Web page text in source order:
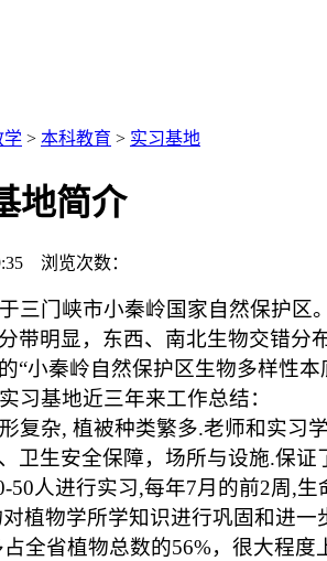
学 > 本科教育 > 实习基地
地简介
浏览次数：
三门峡市小秦岭国家自然保护区。
带明显，东西、南北生物交错
“小秦岭自然保护区生物多样性本
习基地近三年来工作总结：
复杂, 植被种类繁多.老师和实习
卫生安全保障，场所与设施.保证
50人进行实习,每年7月的前2周 ,生
植物学所学知识进行巩固和进一
全省植物总数的56%，很大程度